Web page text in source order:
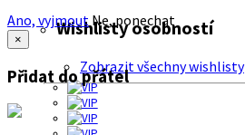
Wishlisty osobností
Zobrazit všechny wishlisty
Ano, vyjmout Ne, ponechat
×
Přidat do přátel